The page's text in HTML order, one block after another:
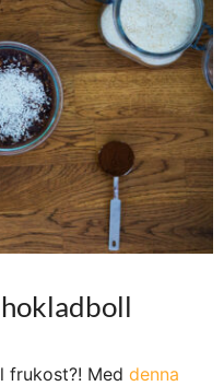
frukost?! Med denna